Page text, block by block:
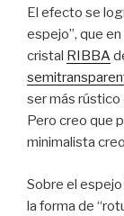
El efecto se
espejo”, que
cristal RIBBA
ser más rústico
Pero creo que
minimalista
Sobre el
la forma de